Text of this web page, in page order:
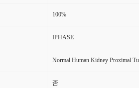
100%
IPHASE
Normal Human Kidney Proximal
否